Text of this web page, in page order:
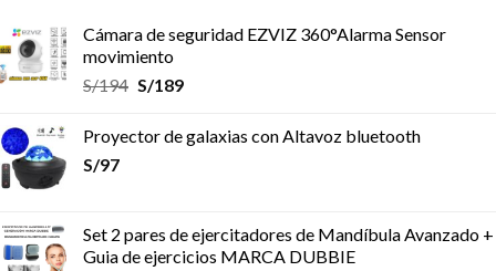
Cámara de seguridad EZVIZ 360°Alarma Sensor
movimiento
S/194 S/189
Proyector de galaxias con Altavoz bluetooth
S/97
Set 2 pares de ejercitadores de Mandíbula Avanzado +
Guia de ejercicios MARCA DUBBIE